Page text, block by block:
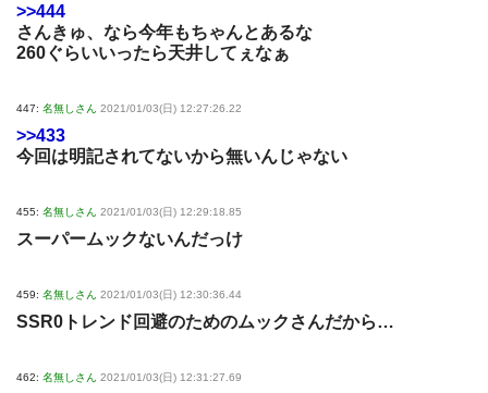
>>444
さんきゅ、なら今年もちゃんとあるな
260ぐらいいったら天井してぇなぁ
447: 名無しさん 2021/01/03(日) 12:27:26.22
>>433
今回は明記されてないから無いんじゃない
455: 名無しさん 2021/01/03(日) 12:29:18.85
スーパームックないんだっけ
459: 名無しさん 2021/01/03(日) 12:30:36.44
SSR0トレンド回避のためのムックさんだから…
462: 名無しさん 2021/01/03(日) 12:31:27.69